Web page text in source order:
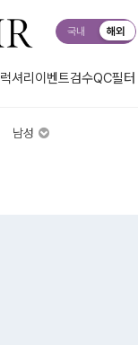
국내 해외
럭셔리 이벤트검수QC필터
남성